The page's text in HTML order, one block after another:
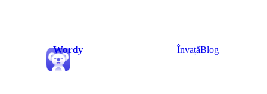
Wordy ÎnvațăBlog